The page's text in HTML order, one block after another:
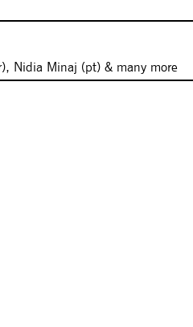
Nidia Minaj (pt) & many more